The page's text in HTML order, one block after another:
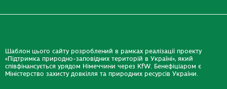
Шаблон цього сайту розроблений в рамках реалізації проекту
«Підтримка природно-заповідних територій в Україні», який
співфінансується урядом Німеччини через KfW. Бенефіціаром є
Міністерство захисту довкілля та природних ресурсів України.